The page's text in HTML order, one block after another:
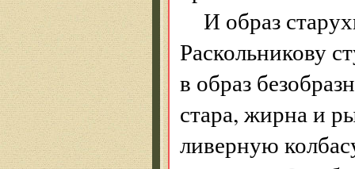
И образ
Раскольникову
в образ
стара, жирна и
ливерную